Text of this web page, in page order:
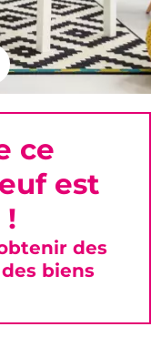
ce
est
!
des
biens